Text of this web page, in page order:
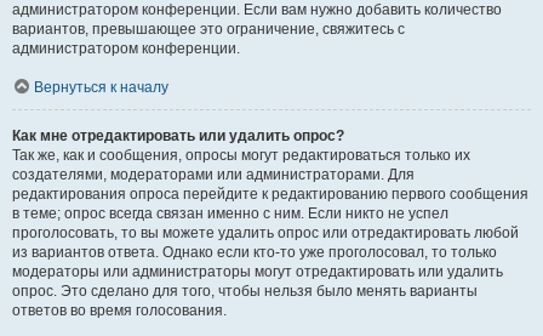
администратором конференции. Если вам нужно добавить количество
вариантов, превышающее это ограничение, свяжитесь с
администратором конференции.
Вернуться к началу
Как мне отредактировать или удалить опрос?
Так же, как и сообщения, опросы могут редактироваться только их
создателями, модераторами или администраторами. Для
редактирования опроса перейдите к редактированию первого сообщения
в теме; опрос всегда связан именно с ним. Если никто не успел
проголосовать, то вы можете удалить опрос или отредактировать любой
из вариантов ответа. Однако если кто-то уже проголосовал, то только
модераторы или администраторы могут отредактировать или удалить
опрос. Это сделано для того, чтобы нельзя было менять варианты
ответов во время голосования.